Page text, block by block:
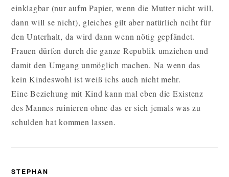
einklagbar (nur aufm Papier, wenn die Mutter nicht will,
dann will se nicht), gleiches gilt aber natürlich nciht für
den Unterhalt, da wird dann wenn nötig gepfändet.
Frauen dürfen durch die ganze Republik umziehen und
damit den Umgang unmöglich machen. Na wenn das
kein Kindeswohl ist weiß ichs auch nicht mehr.
Eine Beziehung mit Kind kann mal eben die Existenz
des Mannes ruinieren ohne das er sich jemals was zu
schulden hat kommen lassen.
STEPHAN